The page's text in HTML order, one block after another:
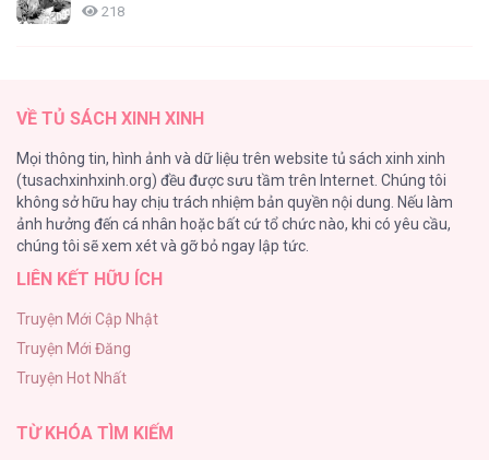
218
191
Làm vị cứu tinh thật dễ dàng
186
Thiên Đường Táo Xanh
(END) Merry Marbling
150
VỀ TỦ SÁCH XINH XINH
Mọi thông tin, hình ảnh và dữ liệu trên website tủ sách xinh xinh
(tusachxinhxinh.org) đều được sưu tầm trên Internet. Chúng tôi
không sở hữu hay chịu trách nhiệm bản quyền nội dung. Nếu làm
ảnh hưởng đến cá nhân hoặc bất cứ tổ chức nào, khi có yêu cầu,
chúng tôi sẽ xem xét và gỡ bỏ ngay lập tức.
LIÊN KẾT HỮU ÍCH
Truyện Mới Cập Nhật
Truyện Mới Đăng
Truyện Hot Nhất
TỪ KHÓA TÌM KIẾM